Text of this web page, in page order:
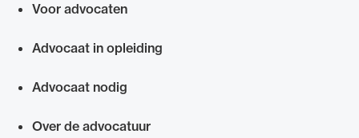
Voor advocaten
Advocaat in opleiding
Advocaat nodig
Over de advocatuur